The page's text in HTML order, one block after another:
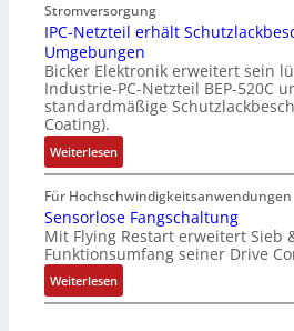
e
l
o
s
e
M
u
l
t
i
t
u
r
n
-
r
b
e
s
s
e
r
t
e
L
a
e
r
t
Stromversorgung
IPC-Netzteil erhält
Umgebungen
Bicker Elektronik erweitert sein
Industrie-PC-Netzteil BEP-520C
standardmäßige
Coating).
Weiterlesen:
I
P
C
N
e
t
Für Hochschwindigkeitsanwendungen
Sensorlose Fangschaltung
Mit Flying Restart erweitert Sieb
Funktionsumfang seiner Drive
Weiterlesen:
S